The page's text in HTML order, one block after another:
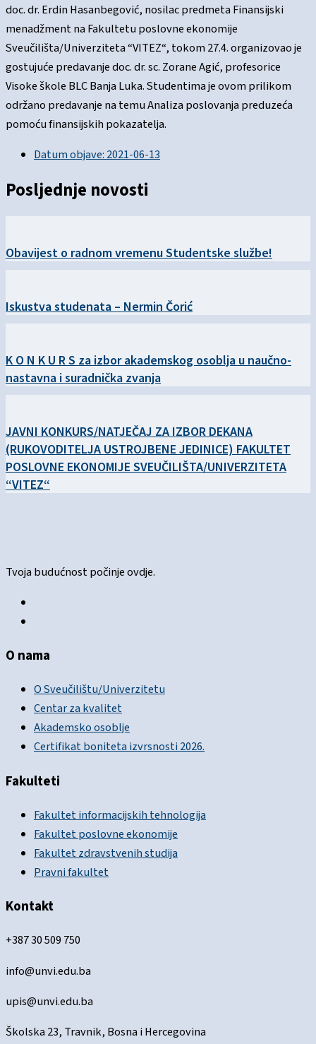
doc. dr. Erdin Hasanbegović, nosilac predmeta Finansijski
menadžment na Fakultetu poslovne ekonomije
Sveučilišta/Univerziteta “VITEZ“, tokom 27.4. organizovao je
gostujuće predavanje doc. dr. sc. Zorane Agić, profesorice
Visoke škole BLC Banja Luka. Studentima je ovom prilikom
održano predavanje na temu Analiza poslovanja preduzeća
pomoću finansijskih pokazatelja.
Datum objave:2021-06-13
Posljednje novosti
Obavijest o radnom vremenu Studentske službe!
Iskustva studenata – Nermin Čorić
K O N K U R S za izbor akademskog osoblja u naučno-
nastavna i suradnička zvanja
JAVNI KONKURS/NATJEČAJ ZA IZBOR DEKANA
(RUKOVODITELJA USTROJBENE JEDINICE) FAKULTET
POSLOVNE EKONOMIJE SVEUČILIŠTA/UNIVERZITETA
“VITEZ“
Tvoja budućnost počinje ovdje.
O nama
O Sveučilištu/Univerzitetu
Centar za kvalitet
Akademsko osoblje
Certifikat boniteta izvrsnosti 2026.
Fakulteti
Fakultet informacijskih tehnologija
Fakultet poslovne ekonomije
Fakultet zdravstvenih studija
Pravni fakultet
Kontakt
+387 30 509 750
info@unvi.edu.ba
upis@unvi.edu.ba
Školska 23, Travnik, Bosna i Hercegovina